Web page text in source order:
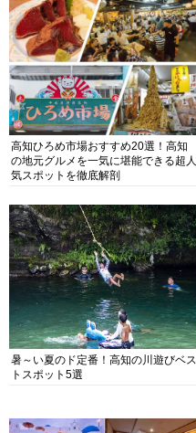
高知ひろめ市場おすすめ20選！高知
の地元グルメを一気に堪能できる超人
気スポットを徹底解剖
暑～い夏のド定番！高知の川遊びベス
トスポット5選